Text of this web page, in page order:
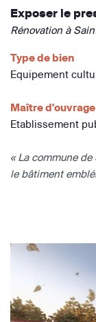
Exposer le
Rénovation à
Type de bien
Equipement
Maître d'ouvrage
Etablissement
« La commune
le bâtiment